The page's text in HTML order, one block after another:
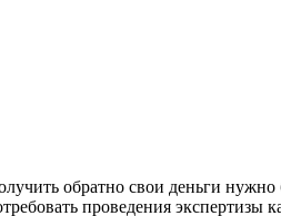
обратно свои деньги нужно
проведения экспертизы